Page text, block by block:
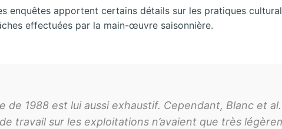
enquêtes apportent certains détails sur les pratiques
effectuées par la main-œuvre saisonnière.
de 1988 est lui aussi exhaustif. Cependant, Blanc et
travail sur les exploitations n’avaient que très